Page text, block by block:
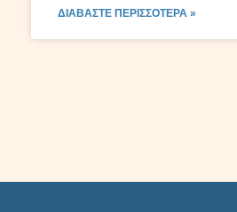
ΔΙΑΒΆΣΤΕ ΠΕΡΙΣΣΌΤΕΡΑ »